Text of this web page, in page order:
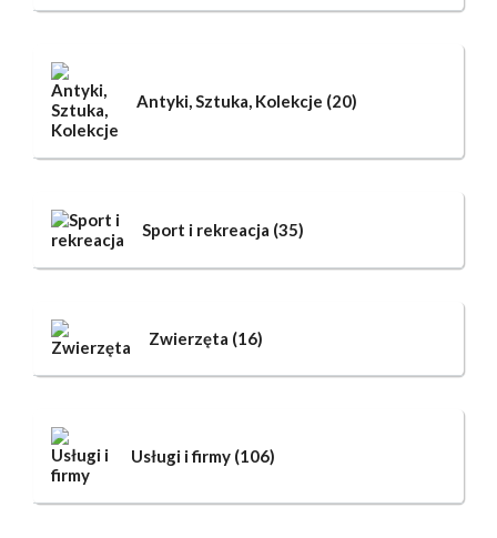
Antyki, Sztuka, Kolekcje (20)
Sport i rekreacja (35)
Zwierzęta (16)
Usługi i firmy (106)